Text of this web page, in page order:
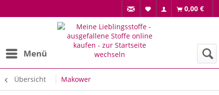
0,00 €
Menü
Übersicht Makower